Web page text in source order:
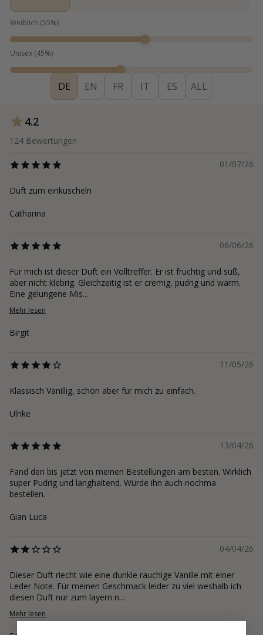
Weiblich (55%)
Unisex (45%)
DE EN FR IT ES ALL
4.2
124 Bewertungen
01/07/26
Duft zum einkuscheln
Catharina
06/06/26
Für mich ist dieser Duft ein Volltreffer. Er ist fruchtig und süß,
aber nicht klebrig. Gleichzeitig ist er cremig, pudrig und warm.
Eine gelungene Mis...
Mehr lesen
Birgit
11/05/26
Klassisch Vanillig, schön aber für mich zu einfach.
Ulrike
13/04/26
Fand den bis jetzt von meinen Bestellungen am besten. Wirklich
super Pudrig und langhaltend. Würde ihn auch nochma
bestellen.
Gian Luca
04/04/26
Dieser Duft riecht wie eine dunkle rauchige Vanille mit einer
Leder Note. Für meinen Geschmack leider zu viel weshalb ich
diesen Duft nur zum layern n...
Mehr lesen